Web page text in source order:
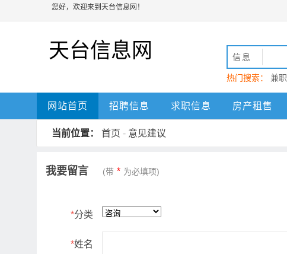
您好，欢迎来到天台信息网！
天台信息网 信息
热门搜索： 兼职
动 天台
网站首页 招聘信息 求职信息 房产租售
当前位置： 首页 - 意见建议
我要留言 (带 * 为必填项)
*分类
*姓名